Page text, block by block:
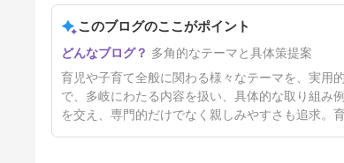
報・注意報チェック方法と備え
5選
4日前このブログのここがポイント
多角的なテーマと具体策提案
育児や子育て全般に関わる様々なテーマを、実用
で、多岐にわたる内容を扱い、具体的な取り組み
を交え、専門的だけでなく親しみやすさも追求。